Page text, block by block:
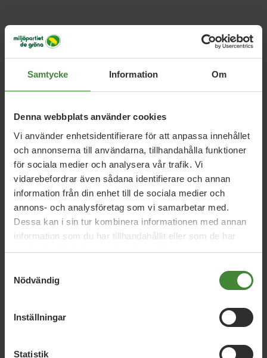
Samtycke Information Om
Denna webbplats använder cookies
Vi använder enhetsidentifierare för att anpassa innehållet
och annonserna till användarna, tillhandahålla funktioner
för sociala medier och analysera vår trafik. Vi
vidarebefordrar även sådana identifierare och annan
information från din enhet till de sociala medier och
annons- och analysföretag som vi samarbetar med.
Dessa kan i sin tur kombinera informationen med annan
information som du har tillhandahållit eller som de har
samlat in när du har använt deras tjänster.
Nödvändig
Inställningar
Statistik
Relaterade nyheter
9 januari 2026
Regeringens friskoleförslag räcker inte –
Miljöpartiet kräver vinstförbud
2 oktober 2024
Det svenska betygsystemet behöver
reformeras